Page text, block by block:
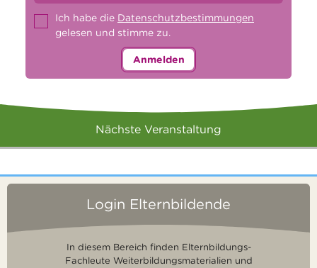
Ich habe die Datenschutzbestimmungen
gelesen und stimme zu.
Anmelden
Nächste Veranstaltung
Login Elternbildende
In diesem Bereich finden Elternbildungs-
Fachleute Weiterbildungsmaterialien und